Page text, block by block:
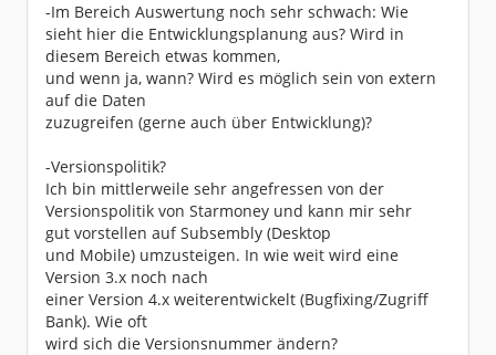
-Im Bereich Auswertung noch sehr schwach: Wie
sieht hier die Entwicklungsplanung aus? Wird in
diesem Bereich etwas kommen,
und wenn ja, wann? Wird es möglich sein von extern
auf die Daten
zuzugreifen (gerne auch über Entwicklung)?
-Versionspolitik?
Ich bin mittlerweile sehr angefressen von der
Versionspolitik von Starmoney und kann mir sehr
gut vorstellen auf Subsembly (Desktop
und Mobile) umzusteigen. In wie weit wird eine
Version 3.x noch nach
einer Version 4.x weiterentwickelt (Bugfixing/Zugriff
Bank). Wie oft
wird sich die Versionsnummer ändern?